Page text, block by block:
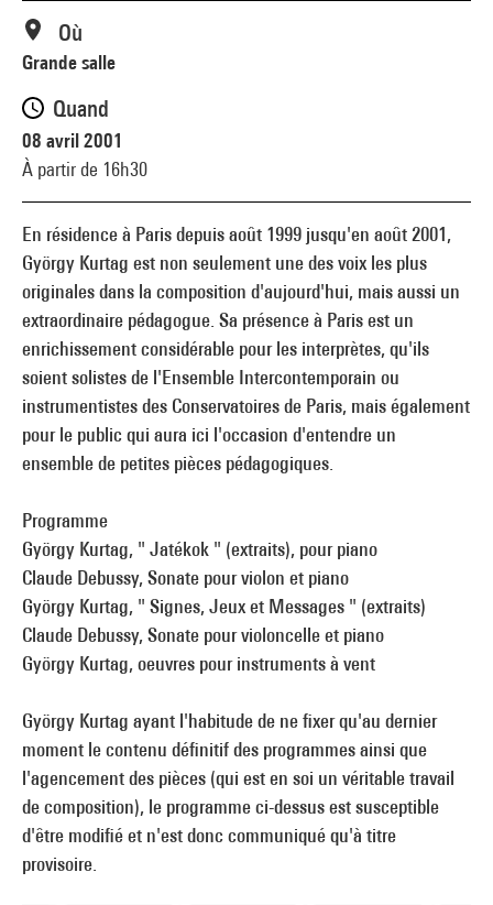
En résidence à Paris depuis août 1999 jusqu'en août 2001,
György Kurtag est non seulement une des voix les plus
originales dans la composition d'aujourd'hui, mais aussi un
extraordinaire pédagogue. Sa présence à Paris est un
enrichissement considérable pour les interprètes, qu'ils
soient solistes de l'Ensemble Intercontemporain ou
instrumentistes des Conservatoires de Paris, mais également
pour le public qui aura ici l'occasion d'entendre un
ensemble de petites pièces pédagogiques.
Programme
György Kurtag, " Jatékok " (extraits), pour piano
Claude Debussy, Sonate pour violon et piano
György Kurtag, " Signes, Jeux et Messages " (extraits)
Claude Debussy, Sonate pour violoncelle et piano
György Kurtag, oeuvres pour instruments à vent
György Kurtag ayant l'habitude de ne fixer qu'au dernier
moment le contenu définitif des programmes ainsi que
l'agencement des pièces (qui est en soi un véritable travail
de composition), le programme ci-dessus est susceptible
d'être modifié et n'est donc communiqué qu'à titre
provisoire.
Où
Grande salle
Quand
08 avril 2001
À partir de 16h30